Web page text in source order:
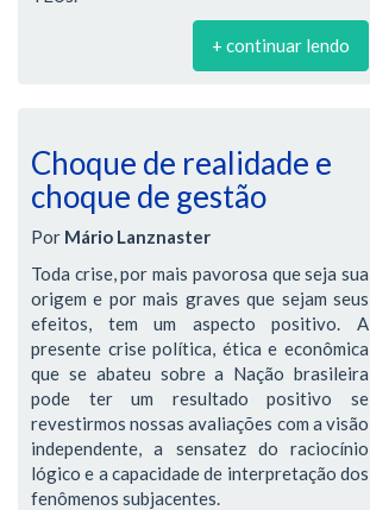
+ continuar lendo
Choque de realidade e
choque de gestão
Por Mário Lanznaster
Toda crise, por mais pavorosa que seja sua
origem e por mais graves que sejam seus
efeitos, tem um aspecto positivo. A
presente crise política, ética e econômica
que se abateu sobre a Nação brasileira
pode ter um resultado positivo se
revestirmos nossas avaliações com a visão
independente, a sensatez do raciocínio
lógico e a capacidade de interpretação dos
fenômenos subjacentes.